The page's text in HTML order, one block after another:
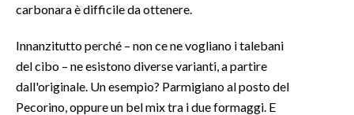
#CARAUNIONE
3 MINUTI CON
INSULARITÀ
carbonara è difficile da ottenere.
Innanzitutto perché – non ce ne vogliano i talebani
del cibo – ne esistono diverse varianti, a partire
dall'originale. Un esempio? Parmigiano al posto del
Pecorino, oppure un bel mix tra i due formaggi. E